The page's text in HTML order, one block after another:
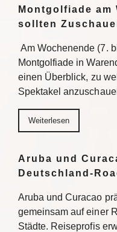
Montgolfiade am
sollten
Am Wochenende (7.
Montgolfiade in
einen Überblick, zu
Spektakel
Weiterlesen
Aruba und
Deutschland-
Aruba und Curacao
gemeinsam auf einer
Städte. Reiseprofis